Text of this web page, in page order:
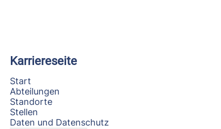
Karriereseite
Start
Abteilungen
Standorte
Stellen
Daten und Datenschutz